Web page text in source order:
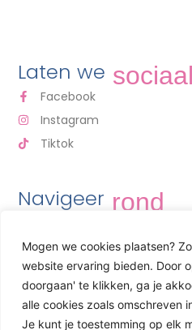
Mogen we cookies plaatsen?
website ervaring bieden. Door
doorgaan' te klikken, ga je
alle cookies zoals omschreven
Je kunt je toestemming op elk
Laten we
Facebook
Instagram
Tiktok
Navigeer rond
OVER MIJ
WINKEL
CONTACT